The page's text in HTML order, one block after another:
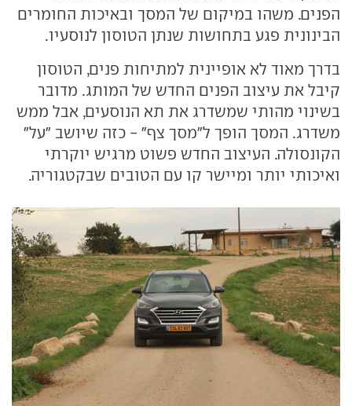
הפנים. משהו במיקום של המסך ובאיכות החומרים
הבינונית פגע בתחושות שנתן הטוסון לנוסעיו.
בדרך מאוד לא אופיינית למתיחות פנים, הטוסון
קיבל את עיצוב הפנים החדש של המותג. מדובר
בשינוי מהותי שמשדרג את תא הנוסעים, אבל ממש
משדרג. המסך הופך ל"מסך צף" - כזה שיושב "על"
הקונסולה. העיצוב החדש פשוט מרגיש יוקרתי
ואיכותי יותר ומיישר קו עם הטובים שבקטגוריה.